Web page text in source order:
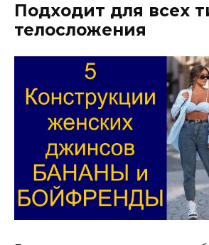
Подходит для всех
телосложения